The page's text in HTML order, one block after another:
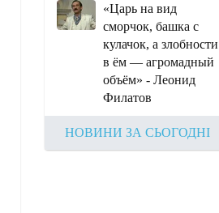
«Царь на вид
сморчок, башка с
кулачок, а злобности
в ём — агромадный
объём» - Леонид
Филатов
НОВИНИ ЗА СЬОГОДНІ